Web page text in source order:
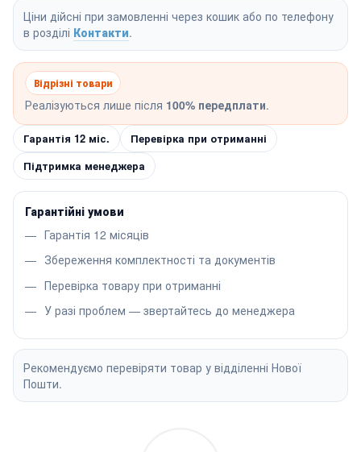
Ціни дійсні при замовленні через кошик або по телефону
в розділі Контакти.
Відрізні товари
Реалізуються лише після 100% передплати.
Гарантія 12 міс.
Перевірка при отриманні
Підтримка менеджера
Гарантійні умови
Гарантія 12 місяців
Збереження комплектності та документів
Перевірка товару при отриманні
У разі проблем — звертайтесь до менеджера
Рекомендуємо перевіряти товар у відділенні Нової
Пошти.